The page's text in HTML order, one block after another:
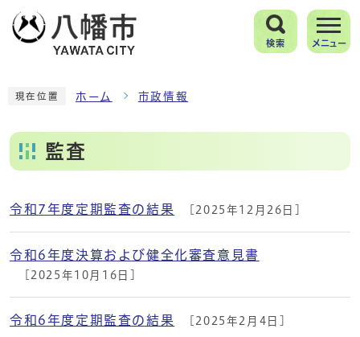
検索 メニュー
現在位置 ホーム 市政情報
監査
メインメニュー
令和7年度定期監査の結果 [2025年12月26日]
令和6年度決算および健全化審査意見書
[2025年10月16日]
令和6年度定期監査の結果 [2025年2月4日]